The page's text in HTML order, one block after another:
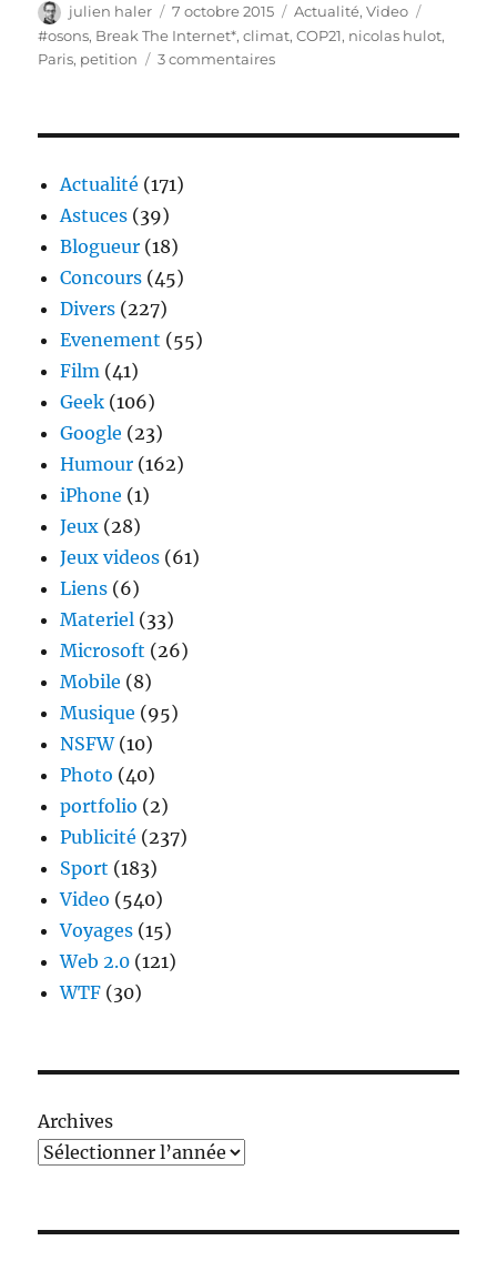
Auteur
julien haler
Publié
le
7 octobre 2015 Catégories
Actualité,Video
#osons, Break The Internet*,climat,COP21, nicolas hulot,
Paris, petition 3 commentairessur
Actualité (171)
Astuces (39)
Blogueur (18)
Concours (45)
Divers (227)
Evenement (55)
Film (41)
Geek (106)
Google (23)
Humour (162)
iPhone (1)
Jeux (28)
Jeux videos (61)
Liens (6)
Materiel (33)
Microsoft (26)
Mobile (8)
Musique (95)
NSFW(10)
Photo (40)
portfolio (2)
Publicité (237)
Sport (183)
Video (540)
Voyages (15)
Web 2.0 (121)
WTF (30)
Archives